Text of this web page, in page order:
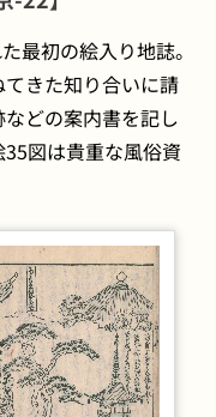
最初の絵入り地誌。
きた知り合いに請
どの案内書を記し
図は貴重な風俗資